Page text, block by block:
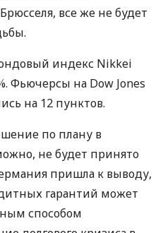
все же не будет
индекс Nikkei
Фьючерсы на Dow Jones
на 12 пунктов.
по плану в
не будет принято
пришла к выводу,
гарантий может
способом